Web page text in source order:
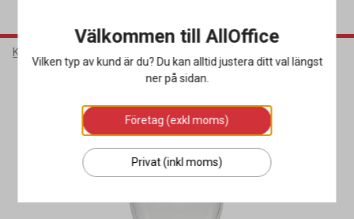
Kök & Servering
Välkommen till AllOffice
Vilken typ av kund är du? Du kan alltid justera ditt val längst
ner på sidan.
Företag (exkl moms)
Privat (inkl moms)